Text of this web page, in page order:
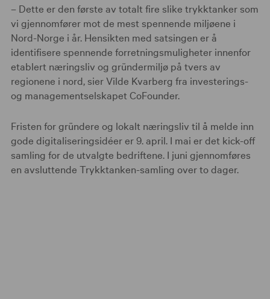
– Dette er den første av totalt fire slike trykktanker som
vi gjennomfører mot de mest spennende miljøene i
Nord-Norge i år. Hensikten med satsingen er å
identifisere spennende forretningsmuligheter innenfor
etablert næringsliv og gründermiljø på tvers av
regionene i nord, sier Vilde Kvarberg fra investerings-
og managementselskapet CoFounder.
Fristen for gründere og lokalt næringsliv til å melde inn
gode digitaliseringsidéer er 9. april. I mai er det kick-off
samling for de utvalgte bedriftene. I juni gjennomføres
en avsluttende Trykktanken-samling over to dager.